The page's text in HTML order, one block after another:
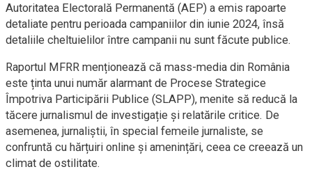
Autoritatea Electorală Permanentă (AEP) a emis rapoarte
detaliate pentru perioada campaniilor din iunie 2024, însă
detaliile cheltuielilor între campanii nu sunt făcute publice.
Raportul MFRR menționează că mass-media din România
este ținta unui număr alarmant de Procese Strategice
Împotriva Participării Publice (SLAPP), menite să reducă la
tăcere jurnalismul de investigație și relatările critice. De
asemenea, jurnaliștii, în special femeile jurnaliste, se
confruntă cu hărțuiri online și amenințări, ceea ce creează un
climat de ostilitate.